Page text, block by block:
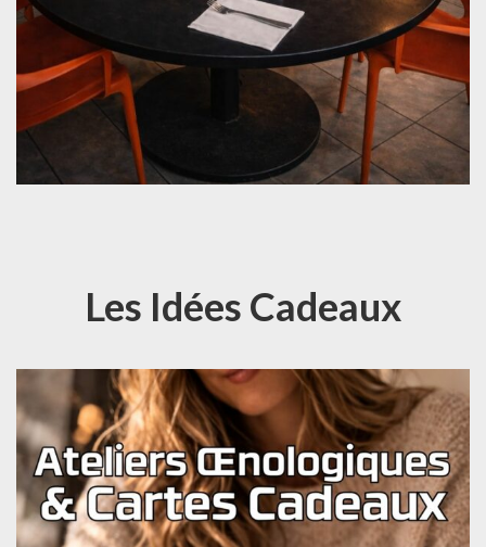
Les Idées Cadeaux